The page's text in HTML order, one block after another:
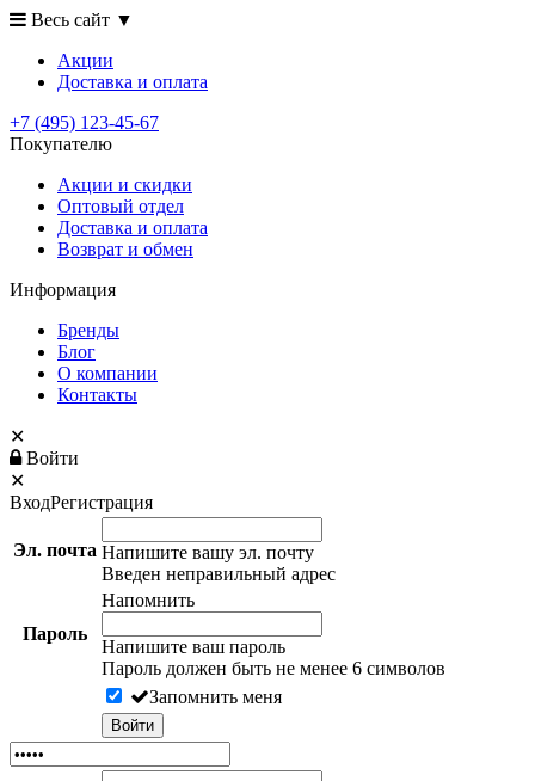
Весь сайт ▼
Акции
Доставка и оплата
+7 (495) 123-45-67
Покупателю
Акции и скидки
Оптовый отдел
Доставка и оплата
Возврат и обмен
Информация
Бренды
Блог
О компании
Контакты
✕
Войти
✕
ВходРегистрация
Эл. почта Напишите вашу эл. почту
Введен неправильный адрес
Пароль
Напомнить
Напишите ваш пароль
Пароль должен быть не менее 6 символов
Запомнить меня